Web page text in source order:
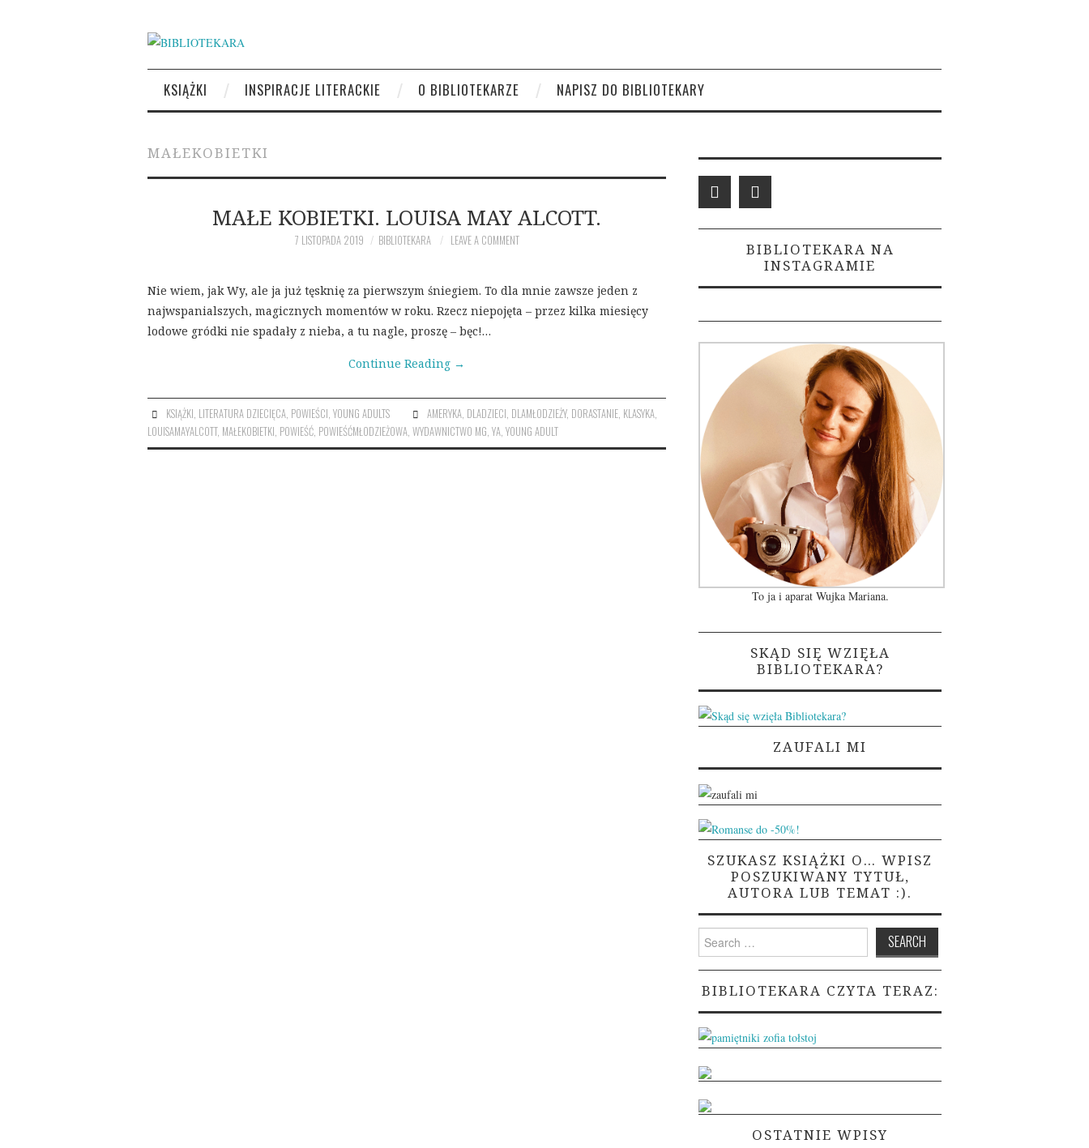
KSIĄŻKI INSPIRACJE LITERACKIE O BIBLIOTEKARZE NAPISZ DO BIBLIOTEKARY
MAŁEKOBIETKI
MAŁE KOBIETKI. LOUISA MAY ALCOTT.
7 LISTOPADA 2019 BIBLIOTEKARA LEAVE A COMMENT
Nie wiem, jak Wy, ale ja już tęsknię za pierwszym śniegiem. To dla mnie zawsze jeden z
najwspanialszych, magicznych momentów w roku. Rzecz niepojęta – przez kilka miesięcy
lodowe gródki nie spadały z nieba, a tu nagle, proszę – bęc!…
Continue Reading →
KSIĄŻKI LITERATURA DZIECIĘCA POWIEŚCI ,YOUNG ADULTS AMERYKA DLADZIECI DLAMŁODZIEŻY, DORASTANIE KLASYKA
LOUISAMAYALCOTT, MAŁEKOBIETKI POWIEŚĆ POWIEŚĆMŁODZIEŻOWA WYDAWNICTWO MG YA YOUNG ADULT
BIBLIOTEKARA NA
INSTAGRAMIE
To ja i aparat Wujka Mariana.
SKĄD SIĘ WZIĘŁA
BIBLIOTEKARA?
ZAUFALI MI
SZUKASZ KSIĄŻKI O… WPISZ
POSZUKIWANY TYTUŁ,
AUTORA LUB TEMAT :).
Search
for:
BIBLIOTEKARA CZYTA TERAZ:
OSTATNIE WPISY